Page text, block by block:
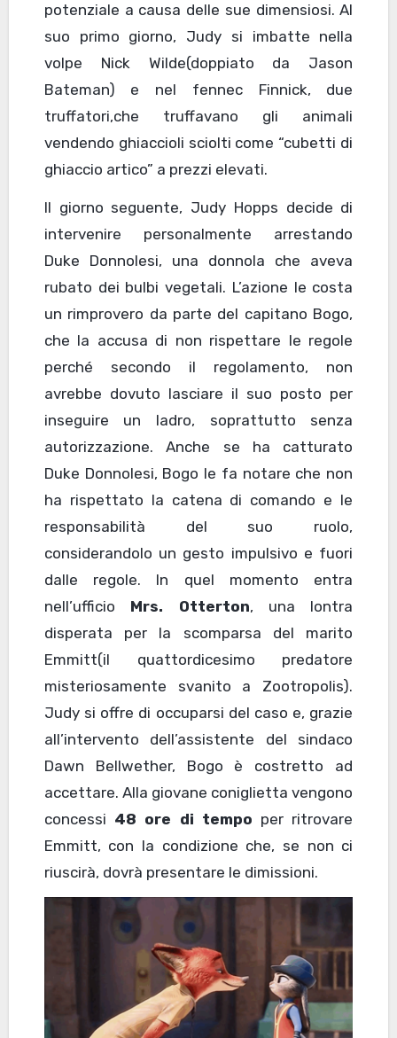
potenziale a causa delle sue dimensiosi. Al
suo primo giorno, Judy si imbatte nella
volpe Nick Wilde(doppiato da Jason
Bateman) e nel fennec Finnick, due
truffatori,che truffavano gli animali
vendendo ghiaccioli sciolti come “cubetti di
ghiaccio artico” a prezzi elevati.
Il giorno seguente, Judy Hopps decide di
intervenire personalmente arrestando
Duke Donnolesi, una donnola che aveva
rubato dei bulbi vegetali. L’azione le costa
un rimprovero da parte del capitano Bogo,
che la accusa di non rispettare le regole
perché secondo il regolamento, non
avrebbe dovuto lasciare il suo posto per
inseguire un ladro, soprattutto senza
autorizzazione. Anche se ha catturato
Duke Donnolesi, Bogo le fa notare che non
ha rispettato la catena di comando e le
responsabilità del suo ruolo,
considerandolo un gesto impulsivo e fuori
dalle regole. In quel momento entra
nell’ufficio Mrs. Otterton, una lontra
disperata per la scomparsa del marito
Emmitt(il quattordicesimo predatore
misteriosamente svanito a Zootropolis).
Judy si offre di occuparsi del caso e, grazie
all’intervento dell’assistente del sindaco
Dawn Bellwether, Bogo è costretto ad
accettare. Alla giovane coniglietta vengono
concessi 48 ore di tempo per ritrovare
Emmitt, con la condizione che, se non ci
riuscirà, dovrà presentare le dimissioni.